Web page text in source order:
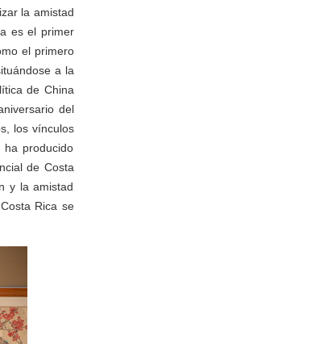
la amistad
es el primer
el primero
a la
de China
del
los vínculos
producido
de Costa
y la amistad
Rica se